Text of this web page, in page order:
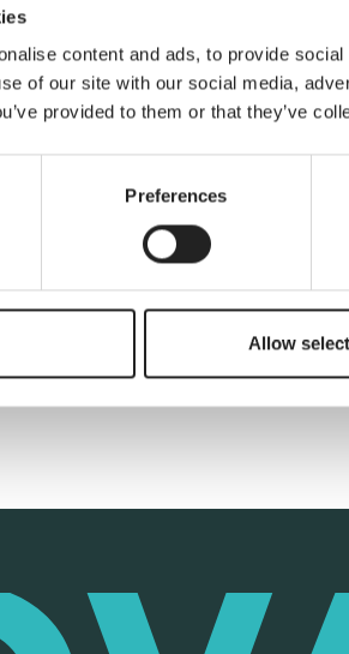
content and ads, to provide
of our site with our social media,
provided to them or that they’ve
Preferences
Allow
PDF